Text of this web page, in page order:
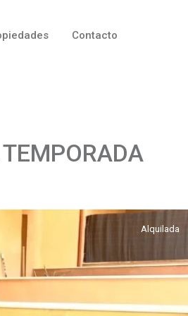
Contacto
Alquilada